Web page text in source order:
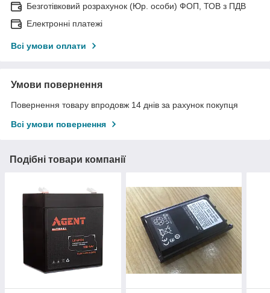
Безготівковий розрахунок (Юр. особи) ФОП, ТОВ з ПДВ
Електронні платежі
Всі умови оплати
Умови повернення
Повернення товару впродовж 14 днів за рахунок покупця
Всі умови повернення
Подібні товари компанії